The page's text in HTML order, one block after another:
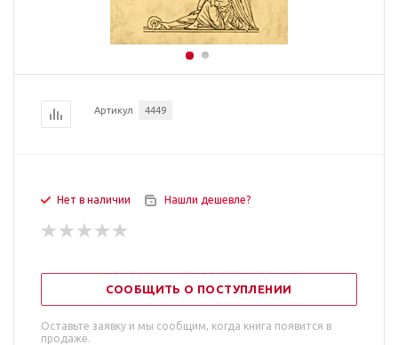
Артикул 4449
Нет в наличии Нашли дешевле?
СООБЩИТЬ О ПОСТУПЛЕНИИ
Оставьте заявку и мы сообщим, когда книга появится в
продаже.